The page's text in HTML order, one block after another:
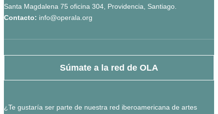
Santa Magdalena 75 oficina 304, Providencia, Santiago.
Contacto: info@operala.org
Súmate a la red de OLA
¿Te gustaría ser parte de nuestra red iberoamericana de artes